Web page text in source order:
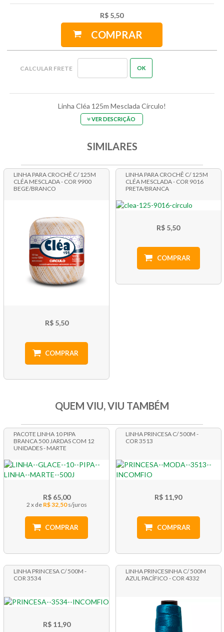
R$ 5,50
COMPRAR
Linha Cléa 125m Mesclada Círculo!
VER DESCRIÇÃO
SIMILARES
LINHA PARA CROCHÊ C/ 125M
CLÉA MESCLADA - COR 9900
BEGE/BRANCO
R$ 5,50
COMPRAR
LINHA PARA CROCHÊ C/ 125M
CLÉA MESCLADA - COR 9016
PRETA/BRANCA
R$ 5,50
COMPRAR
QUEM VIU, VIU TAMBÉM
PACOTE LINHA 10 PIPA
BRANCA 500 JARDAS COM 12
UNIDADES - MARTE
R$ 65,00
2 x R$ 32,50
COMPRAR
LINHA PRINCESA C/ 500M -
COR 3513
R$ 11,90
COMPRAR
LINHA PRINCESA C/ 500M -
COR 3534
R$ 11,90
LINHA PRINCESINHA C/ 500M
AZUL PACÍFICO - COR 4332